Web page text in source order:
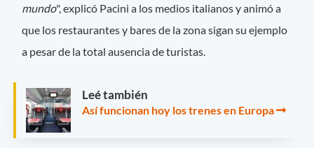
mundo", explicó Pacini a los medios italianos y animó a
que los restaurantes y bares de la zona sigan su ejemplo
a pesar de la total ausencia de turistas.
Leé también
Así funcionan hoy los trenes en Europa